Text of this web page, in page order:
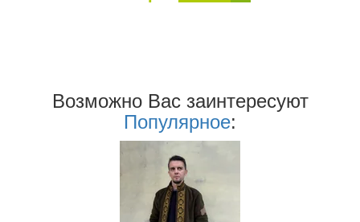
Возможно Ваc заинтересуют
Популярное: